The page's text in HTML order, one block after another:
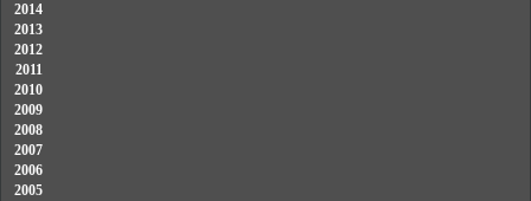
2014
2013
2012
2011
2010
2009
2008
2007
2006
2005